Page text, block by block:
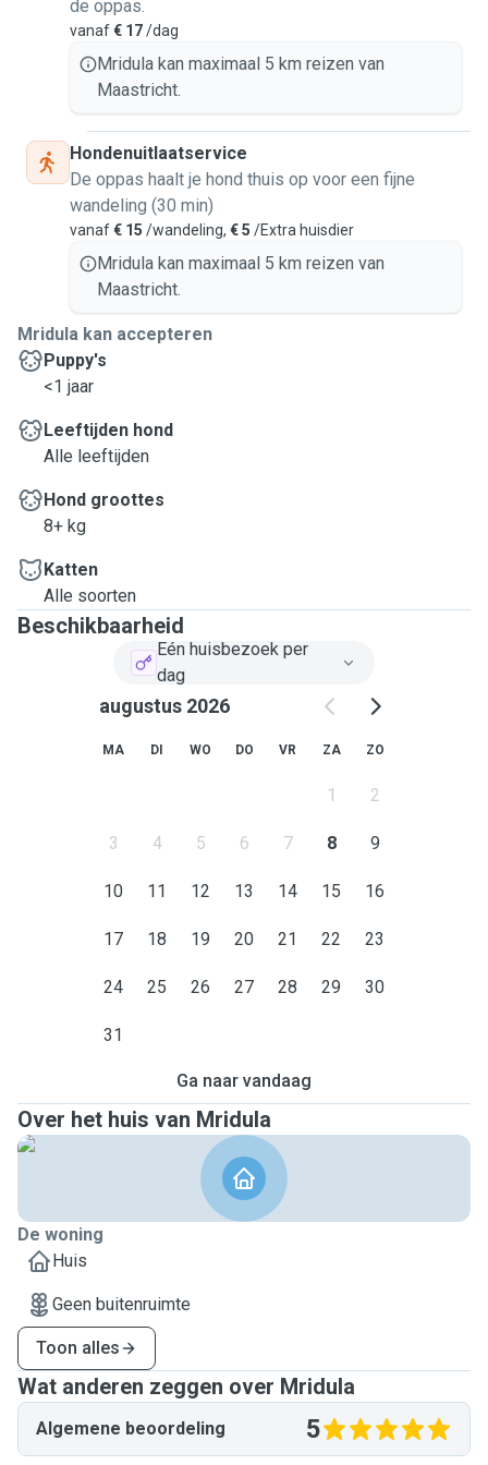
In case of house sitting with the pets, I can stay overnight
according to my schedule, and distance ( biking ) from my
university campus.
de oppas.
vanaf€ 17/dag
Mridula kan maximaal 5 km reizen van
Maastricht.
Hondenuitlaatservice
De oppas haalt je hond thuis op voor een fijne
wandeling (30 min)
vanaf€ 15 /wandeling, € 5 /Extra huisdier
Mridula kan maximaal 5 km reizen van
Maastricht.
Mridula kan accepteren
Puppy's
<1 jaar
Leeftijden hond
Alle leeftijden
Hond groottes
8+ kg
Katten
Alle soorten
Beschikbaarheid
Eén huisbezoek per
dag
augustus 2026
MA DI WO DO VR ZA ZO
1 2
3 4 5 6 7 8 9
10 11 12 13 14 15 16
17 18 19 20 21 22 23
24 25 26 27 28 29 30
31
Ga naar vandaag
Over het huis van Mridula
De woning
Huis
Geen buitenruimte
Toon alles
Wat anderen zeggen over Mridula
Algemene beoordeling 5